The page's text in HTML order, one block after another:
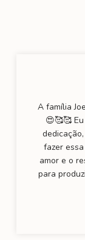
A família
😍🥰🥰
fazer
amor e o
para